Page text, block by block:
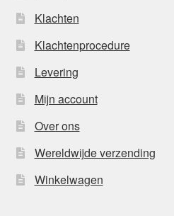
Klachten
Klachtenprocedure
Levering
Mijn account
Over ons
Wereldwijde verzending
Winkelwagen